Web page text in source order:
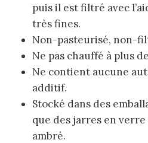
puis il est filtré avec
très fines.
Non-pasteurisé, non-
Ne pas chauffé à plus
Ne contient aucune
additif.
Stocké dans des
que des jarres en
ambré.